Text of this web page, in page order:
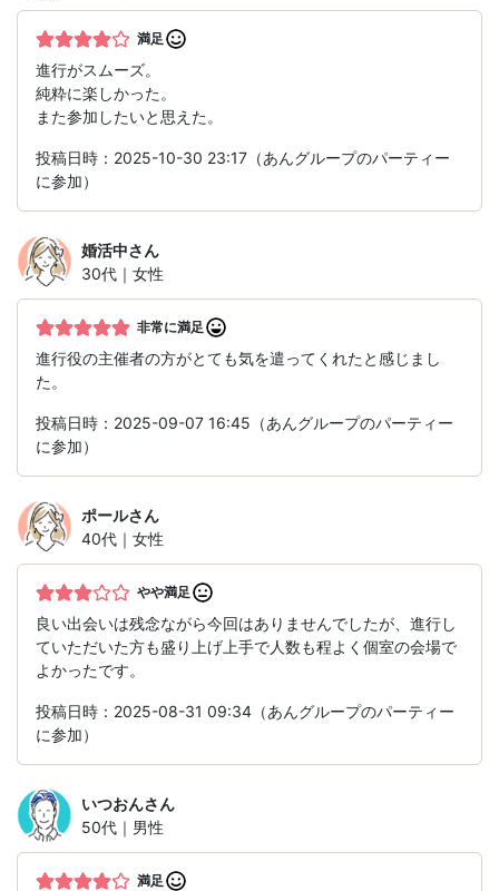
満足
進行がスムーズ。
純粋に楽しかった。
また参加したいと思えた。
投稿日時：2025-10-30 23:17（あんグループのパーティー
に参加）
婚活中さん
30代｜女性
非常に満足
進行役の主催者の方がとても気を遣ってくれたと感じまし
た。
投稿日時：2025-09-07 16:45（あんグループのパーティー
に参加）
ポールさん
40代｜女性
やや満足
良い出会いは残念ながら今回はありませんでしたが、進行し
ていただいた方も盛り上げ上手で人数も程よく個室の会場で
よかったです。
投稿日時：2025-08-31 09:34（あんグループのパーティー
に参加）
いつおんさん
50代｜男性
満足